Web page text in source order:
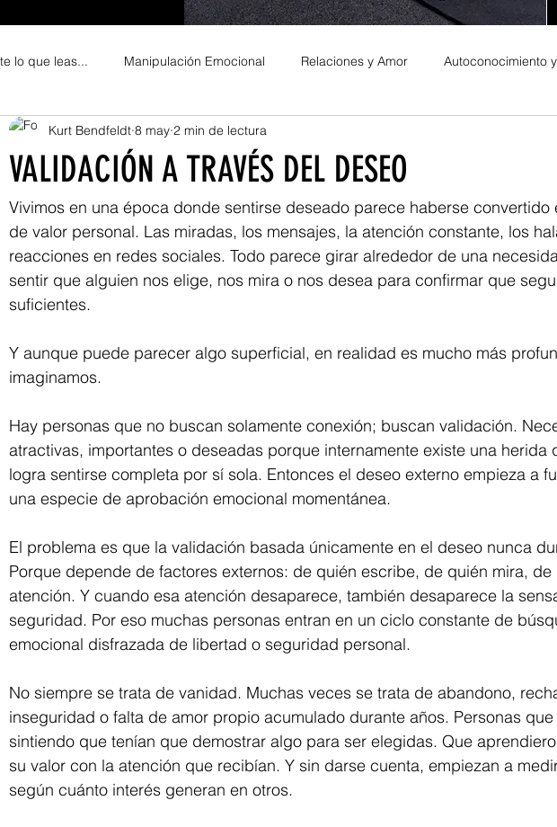
lo que leas... Manipulación Emocional Relaciones y Amor Autoconocimiento
Reflexiones Personales
VALIDACIÓN A TRAVÉS DEL DESEO
Kurt Bendfeldt 8 may 2 min de lectura
Vivimos en una época donde sentirse deseado parece haberse convertido
de valor personal. Las miradas, los mensajes, la atención constante, los
reacciones en redes sociales. Todo parece girar alrededor de una
sentir que alguien nos elige, nos mira o nos desea para confirmar que
suficientes.
Y aunque puede parecer algo superficial, en realidad es mucho más
imaginamos.
Hay personas que no buscan solamente conexión; buscan validación.
atractivas, importantes o deseadas porque internamente existe una herida
logra sentirse completa por sí sola. Entonces el deseo externo empieza a
una especie de aprobación emocional momentánea.
El problema es que la validación basada únicamente en el deseo nunca
Porque depende de factores externos: de quién escribe, de quién mira,
atención. Y cuando esa atención desaparece, también desaparece la
seguridad. Por eso muchas personas entran en un ciclo constante de
emocional disfrazada de libertad o seguridad personal.
No siempre se trata de vanidad. Muchas veces se trata de abandono,
inseguridad o falta de amor propio acumulado durante años. Personas
sintiendo que tenían que demostrar algo para ser elegidas. Que
su valor con la atención que recibían. Y sin darse cuenta, empiezan a
según cuánto interés generan en otros.